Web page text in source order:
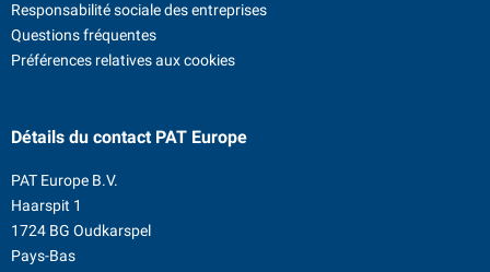
Responsabilité sociale des entreprises
Questions fréquentes
Préférences relatives aux cookies
Détails du contactPAT Europe
PAT Europe B.V.
Haarspit 1
1724 BG Oudkarspel
Pays-Bas